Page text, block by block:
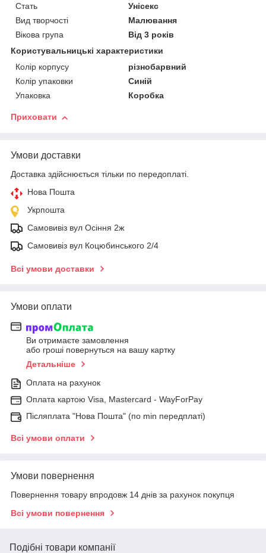
Стать
Унісекс
Вид творчості
Малювання
Вікова група
Від 3 років
Користувальницькі характеристики
Колір корпусу
різнобарвний
Колір упаковки
Синій
Упаковка
Коробка
Приховати
Умови доставки
Доставка здійснюється тільки по передоплаті.
Нова Пошта
Укрпошта
Самовивіз вул Осіння 2ж
Самовивіз вул Коцюбинського 2/4
Всі умови доставки
Умови оплати
Ви отримаєте замовлення
або гроші повернуться на вашу картку
Детальніше
Оплата на рахунок
Оплата картою Visa, Mastercard - WayForPay
Післяплата "Нова Пошта" (по min передплаті)
Всі умови оплати
Умови повернення
Повернення товару впродовж 14 днів за рахунок покупця
Всі умови повернення
Подібні товари компанії